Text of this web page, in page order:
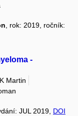
, rok: 2019, ročník:
-
Martin
JUL 2019, DOI